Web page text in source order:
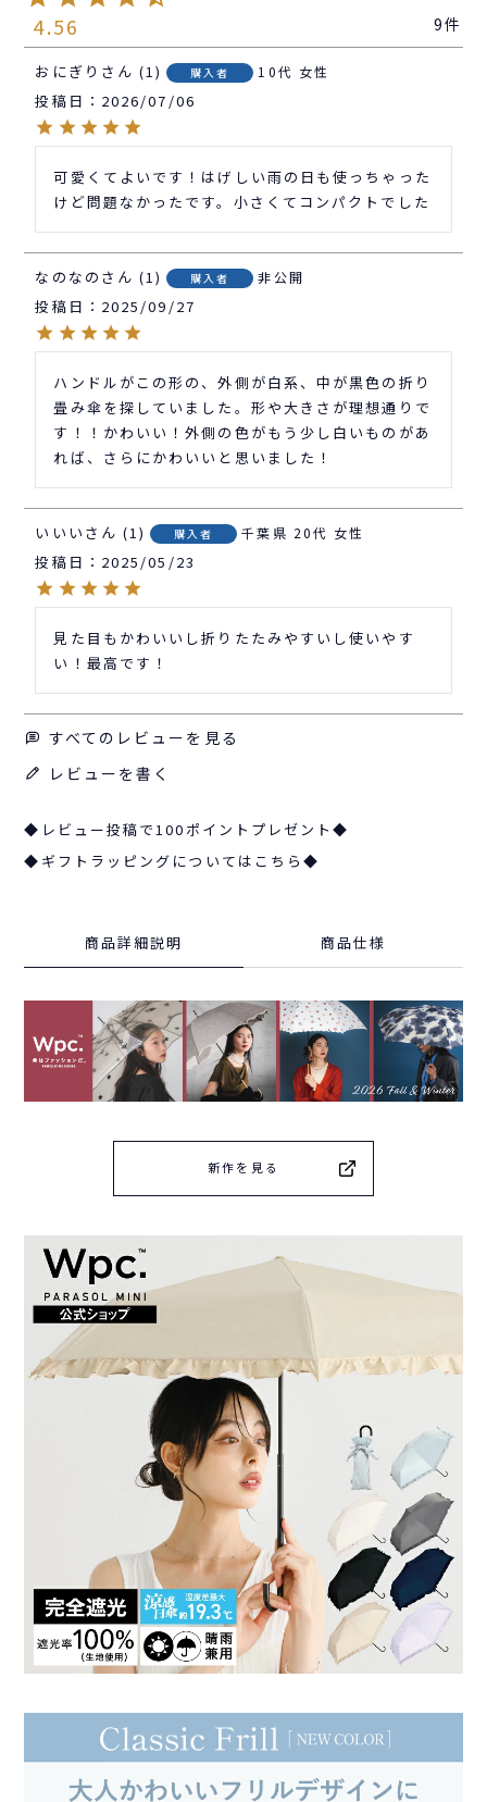
4.56 9
おにぎり 1 購入者 10代 女性
投稿日 2026/07/06
可愛くてよいです！はげしい雨の日も使っちゃった
けど問題なかったです。小さくてコンパクトでした
なのなの 1 購入者 非公開
投稿日 2025/09/27
ハンドルがこの形の、外側が白系、中が黒色の折り
畳み傘を探していました。形や大きさが理想通りで
す！！かわいい！外側の色がもう少し白いものがあ
れば、さらにかわいいと思いました！
いいい 1 購入者 千葉県 20代 女性
投稿日 2025/05/23
見た目もかわいいし折りたたみやすいし使いやす
い！最高です！
すべてのレビューを見る
レビューを書く
◆レビュー投稿で100ポイントプレゼント◆
◆ギフトラッピングについてはこちら◆
商品詳細説明 商品仕様
新作を見る